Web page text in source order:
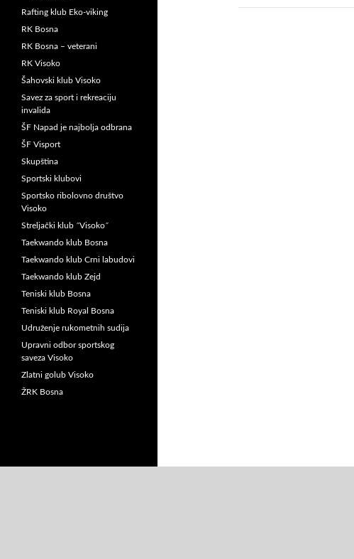
Rafting klub Eko-viking
RK Bosna
RK Bosna – veterani
RK Visoko
Šahovski klub Visoko
Savez za sport i rekreaciju
invalida
ŠF Napad je najbolja odbrana
ŠF Visport
Skupština
Sportski klubovi
Sportsko ribolovno društvo
Visoko
Streljački klub ˝Visoko˝
Taekwando klub Bosna
Taekwando klub Crni labudovi
Taekwando klub Zejd
Teniski klub Bosna
Teniski klub Royal Bosna
Udruženje rukometnih sudija
Upravni odbor sportskog
saveza Visoko
Zlatni golub Visoko
ŽRK Bosna